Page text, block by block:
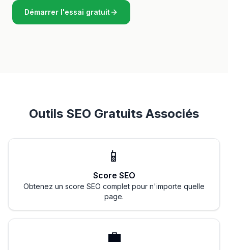
Démarrer l'essai gratuit
Outils SEO Gratuits Associés
📱
Score SEO
Obtenez un score SEO complet pour n'importe quelle
page.
💼